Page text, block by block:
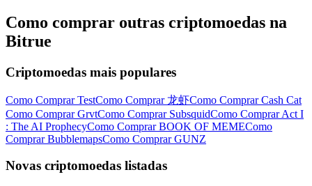
Como comprar outras criptomoedas na
Bitrue
Criptomoedas mais populares
Como Comprar TestComo Comprar 龙虾Como Comprar Cash Cat
Como Comprar GrvtComo Comprar SubsquidComo Comprar Act I
: The AI ProphecyComo Comprar BOOK OF MEMEComo
Comprar BubblemapsComo Comprar GUNZ
Novas criptomoedas listadas